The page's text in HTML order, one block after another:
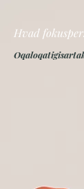
Hvad